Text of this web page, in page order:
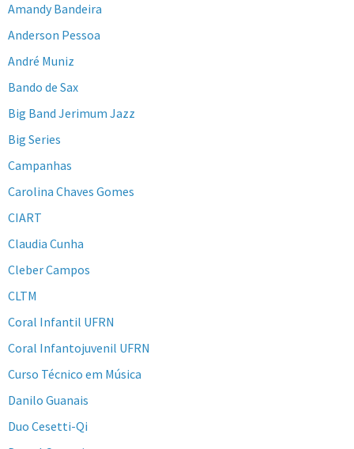
Amandy Bandeira
Anderson Pessoa
André Muniz
Bando de Sax
Big Band Jerimum Jazz
Big Series
Campanhas
Carolina Chaves Gomes
CIART
Claudia Cunha
Cleber Campos
CLTM
Coral Infantil UFRN
Coral Infantojuvenil UFRN
Curso Técnico em Música
Danilo Guanais
Duo Cesetti-Qi